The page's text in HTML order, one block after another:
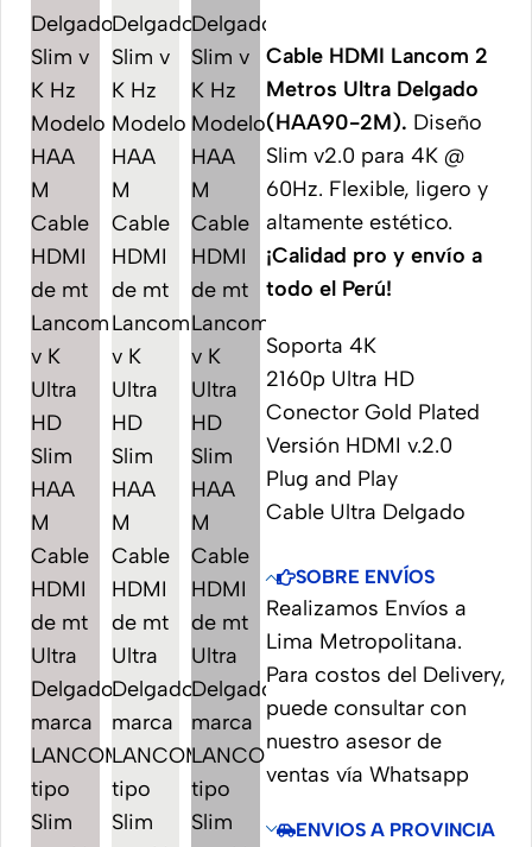
Cable HDMI Lancom 2
Metros Ultra Delgado
(HAA90-2M). Diseño
Slim v2.0 para 4K @
60Hz. Flexible, ligero y
altamente estético.
¡Calidad pro y envío a
todo el Perú!
Soporta 4K
2160p Ultra HD
Conector Gold Plated
Versión HDMI v.2.0
Plug and Play
Cable Ultra Delgado
SOBRE ENVÍOS
Realizamos Envíos a
Lima Metropolitana.
Para costos del Delivery,
puede consultar con
nuestro asesor de
ventas vía Whatsapp
ENVIOS A PROVINCIA